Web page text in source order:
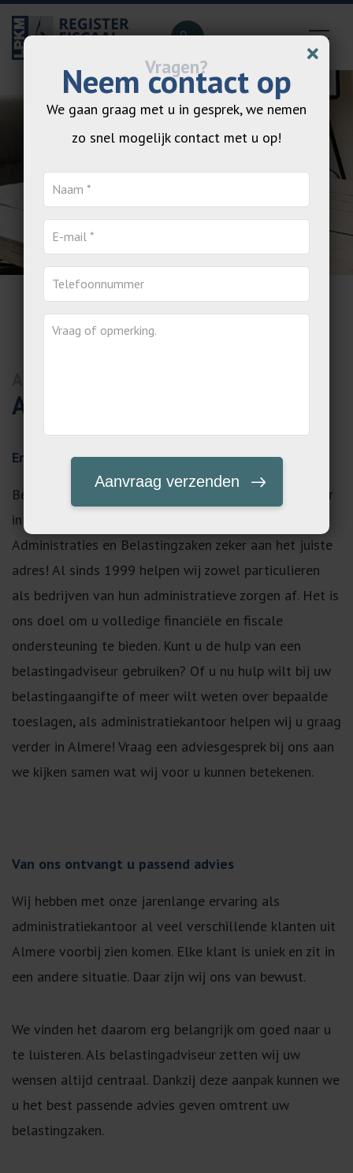
Totaal advisering
Administratiekantoor Almere
Ervaren administratiekantoor in omgeving Almere
Bent u op zoek naar een ervaren administratiekantoor
in omgeving Almere? Dan bent u bij LPKM
Administraties en Belastingzaken zeker aan het juiste
adres! Al sinds 1999 helpen wij zowel particulieren
als bedrijven van hun administratieve zorgen af. Het is
ons doel om u volledige financiële en fiscale
ondersteuning te bieden. Kunt u de hulp van een
belastingadviseur gebruiken? Of u nu hulp wilt bij uw
belastingaangifte of meer wilt weten over bepaalde
toeslagen, als administratiekantoor helpen wij u graag
verder in Almere! Vraag een adviesgesprek bij ons aan
we kijken samen wat wij voor u kunnen betekenen.
Van ons ontvangt u passend advies
Wij hebben met onze jarenlange ervaring als
administratiekantoor al veel verschillende klanten uit
Almere voorbij zien komen. Elke klant is uniek en zit in
een andere situatie. Daar zijn wij ons van bewust.
We vinden het daarom erg belangrijk om goed naar u
te luisteren. Als belastingadviseur zetten wij uw
wensen altijd centraal. Dankzij deze aanpak kunnen we
u het best passende advies geven omtrent uw
belastingzaken.
Neem contact op
We gaan graag met u in gesprek, we nemen
zo snel mogelijk contact met u op!